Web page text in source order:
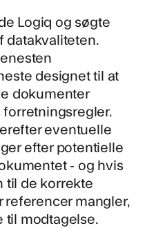
Logiq og søgte
datakvaliteten.
designet til at
dokumenter
eventuelle
efter potentielle
- og hvis
til de korrekte
mangler,
til modtagelse.